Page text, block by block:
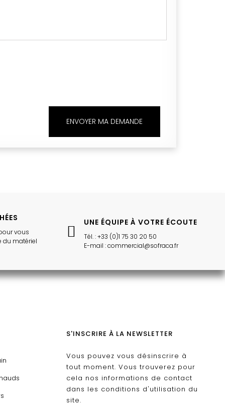
ENVOYER MA DEMANDE
vous
du matériel
UNE ÉQUIPE À VOTRE ÉCOUTE
Tél. : +33 (0)1 75 30 20 50
E-mail : commercial@sofraca.fr
S'INSCRIRE À LA NEWSLETTER
Vous pouvez vous désinscrire à
tout moment. Vous trouverez pour
cela nos informations de contact
dans les conditions d'utilisation du
site.